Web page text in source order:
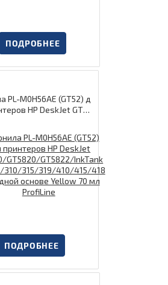
ПОДРОБНЕЕ
PL-M0H56AE (GT52) д
HP DeskJet GT5
310/315/319/410/41
водной основе Yello
ProfiLine
ПОДРОБНЕЕ